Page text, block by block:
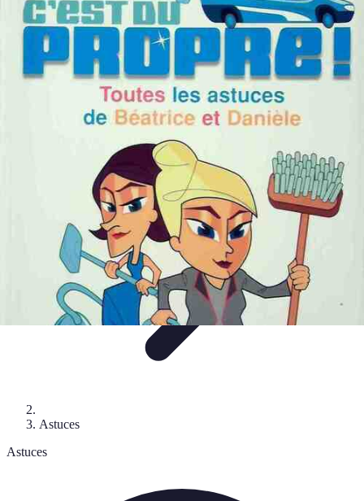
Astuces Rubik Cube
Astuces et TechniquesTechniques de SpeedcubingAstuces et
techniquesRésolution Techniques et Astuces
Astuces Rubik Cube
Astuces
Astuces